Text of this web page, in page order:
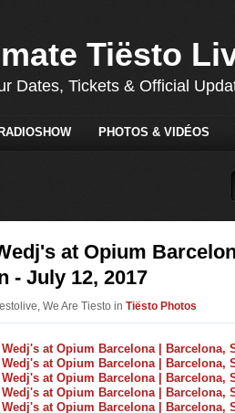
Tiësto
Dates, Tickets & Official
PHOTOS & VIDÉOS
at Opium
- July 12, 2017
We Are Tiesto in Tiësto Photos